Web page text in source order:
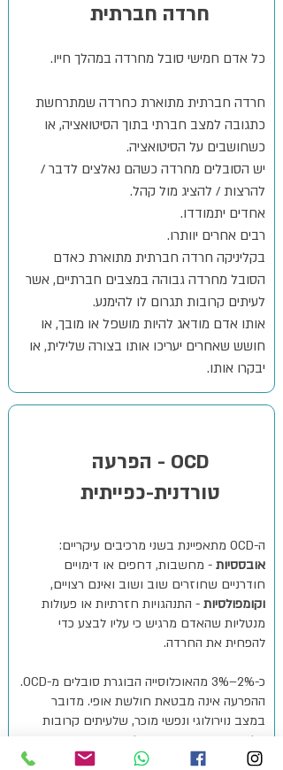
חרדה חברתית
כל אדם חמישי סובל מחרדה במהלך חייו.
חרדה חברתית מתוארת כחרדה שמתרחשת
כתגובה למצב חברתי בתוך הסיטואציה, או
כשחושבים על הסיטואציה.
יש הסובלים מחרדה כשהם נאלצים לדבר /
להרצות / להציג מול קהל.
אחדים יתמודדו.
רבים אחרים יוותרו.
בקליניקה חרדה חברתית מתוארת כאדם
הסובל מחרדה גבוהה במצבים חברתיים, אשר
לעיתים קרובות תגרום לו להימנע.
אותו אדם מודאג להיות מושפל או מובך, או
חושש שאחרים יעריכו אותו בצורה שלילית, או
יבקרו אותו.
OCD - הפרעה
טורדנית-כפייתית
ה-OCD מתאפיינת בשני מרכיבים עיקריים:
אובססיות - מחשבות, דחפים או דימויים
חודרניים שחוזרים שוב ושוב ואינם רצויים,
וקומפולסיות - התנהגויות חזרתיות או פעולות
מנטליות שהאדם מרגיש כי עליו לבצע כדי
להפחית את החרדה.
כ-2%–3% מהאוכלוסייה הבוגרת סובלים מ-OCD.
ההפרעה אינה מבטאת חולשת אופי. מדובר
במצב נוירולוגי ונפשי מוכר, שלעיתים קרובות
מלווה בבושה ובסודיות, ולכן רבים אינם מגיעים
לטיפול.